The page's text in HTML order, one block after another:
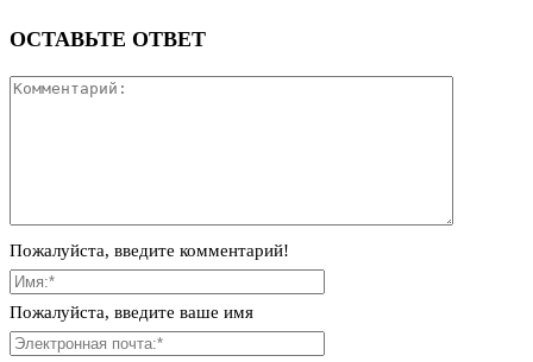
ОСТАВЬТЕ ОТВЕТ
Пожалуйста, введите комментарий!
Пожалуйста, введите ваше имя